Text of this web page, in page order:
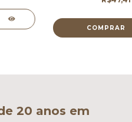
20 anos em